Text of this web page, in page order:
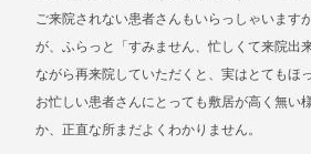
ご来院されない患者さんもいらっしゃいます
が、ふらっと「すみません、忙しくて来院出
ながら再来院していただくと、実はとても
お忙しい患者さんにとっても敷居が高く無い
か、正直な所まだよくわかりません。